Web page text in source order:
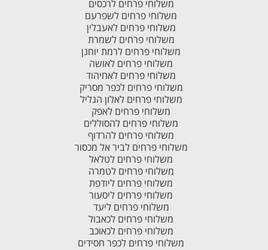
משלוחי פרחים לרכסים
משלוחי פרחים לשפרעם
משלוחי פרחים לאעבלין
משלוחי פרחים לשמרת
משלוחי פרחים לרמת יוחנן
משלוחי פרחים לאושה
משלוחי פרחים לאחיהוד
משלוחי פרחים לכפר מסריק
משלוחי פרחים לאלון הגליל
משלוחי פרחים לאפק
משלוחי פרחים להסוללים
משלוחי פרחים להרדוף
משלוחי פרחים לביר אל מכסור
משלוחי פרחים לטלאל
משלוחי פרחים לטמרה
משלוחי פרחים ליודפת
משלוחי פרחים ליסעור
משלוחי פרחים ליעד
משלוחי פרחים לכאבול
משלוחי פרחים לכאוכב
משלוחי פרחים לכפר חסידים